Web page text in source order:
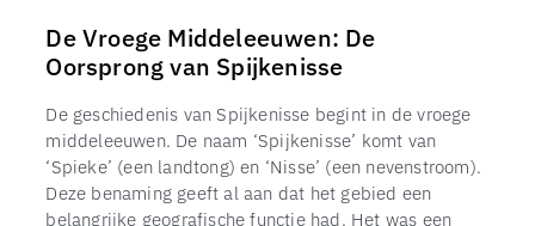
De Vroege Middeleeuwen: De
Oorsprong van Spijkenisse
De geschiedenis van Spijkenisse begint in de vroege
middeleeuwen. De naam ‘Spijkenisse’ komt van
‘Spieke’ (een landtong) en ‘Nisse’ (een nevenstroom).
Deze benaming geeft al aan dat het gebied een
belangrijke geografische functie had. Het was een